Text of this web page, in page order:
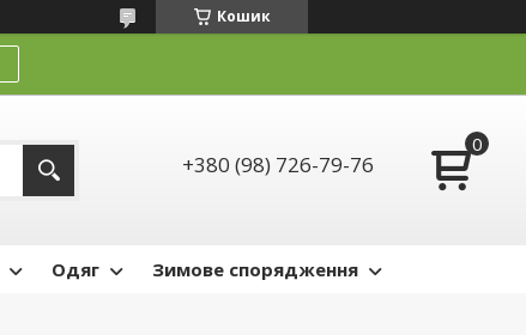
Кошик
+380 (98) 726-79-76
Одяг Зимове спорядження